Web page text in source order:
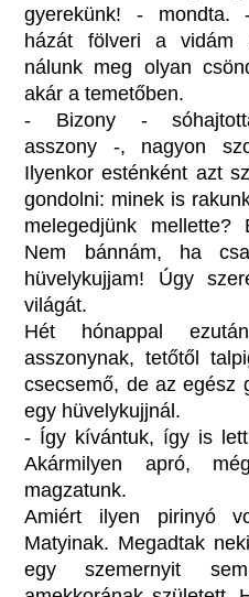
gyerekünk! - mondta.
házát fölveri a vidám
nálunk meg olyan
akár a temetőben.
- Bizony -
asszony -, nagyon
Ilyenkor esténként azt
gondolni: minek is
melegedjünk
Nem bánnám, ha
hüvelykujjam! Úgy
világát.
Hét hónappal
asszonynak, tetőtől
csecsemő, de az egész
egy hüvelykujjnál.
- Így kívántuk, így is
Akármilyen apró,
magzatunk.
Amiért ilyen pirinyó
Matyinak. Megadtak
egy szemernyit